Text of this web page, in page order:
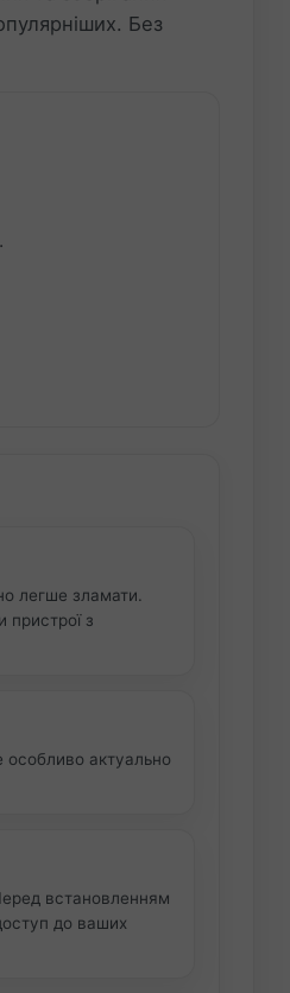
Без
легше зламати.
пристрої з
особливо актуально
встановленням
до ваших